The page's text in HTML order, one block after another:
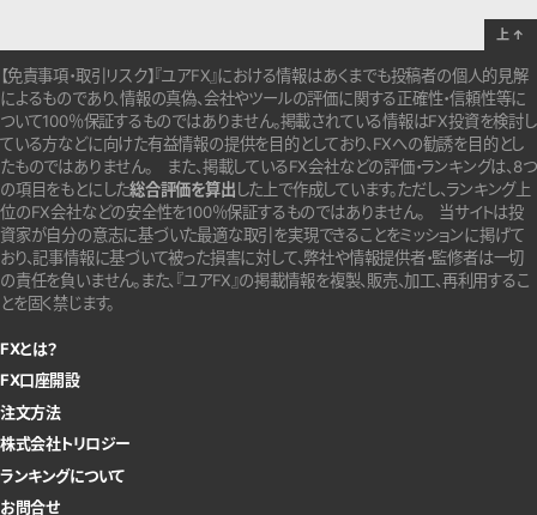
【免責事項・取引リスク】『ユアFX』における情報はあくまでも投稿者の個人的見解
によるものであり、情報の真偽、会社やツールの評価に関する正確性・信頼性等に
ついて100％保証するものではありません。掲載されている情報はFX投資を検討し
ている方などに向けた有益情報の提供を目的としており、FXへの勧誘を目的とし
たものではありません。 また、掲載しているFX会社などの評価・ランキングは、8つ
の項目をもとにした総合評価を算出 した上で作成しています。ただし、ランキング上
位のFX会社などの安全性を100％保証するものではありません。
当サイトは投
資家が自分の意志に基づいた最適な取引を実現できることをミッションに掲げて
おり、記事情報に基づいて被った損害に対して、弊社や情報提供者・監修者は一切
の責任を負いません。また、『ユアFX』の掲載情報を複製、販売、加工、再利用するこ
とを固く禁じます。
FXとは？
FX口座開設
注文方法
株式会社トリロジー
ランキングについて
お問合せ
上 ↑